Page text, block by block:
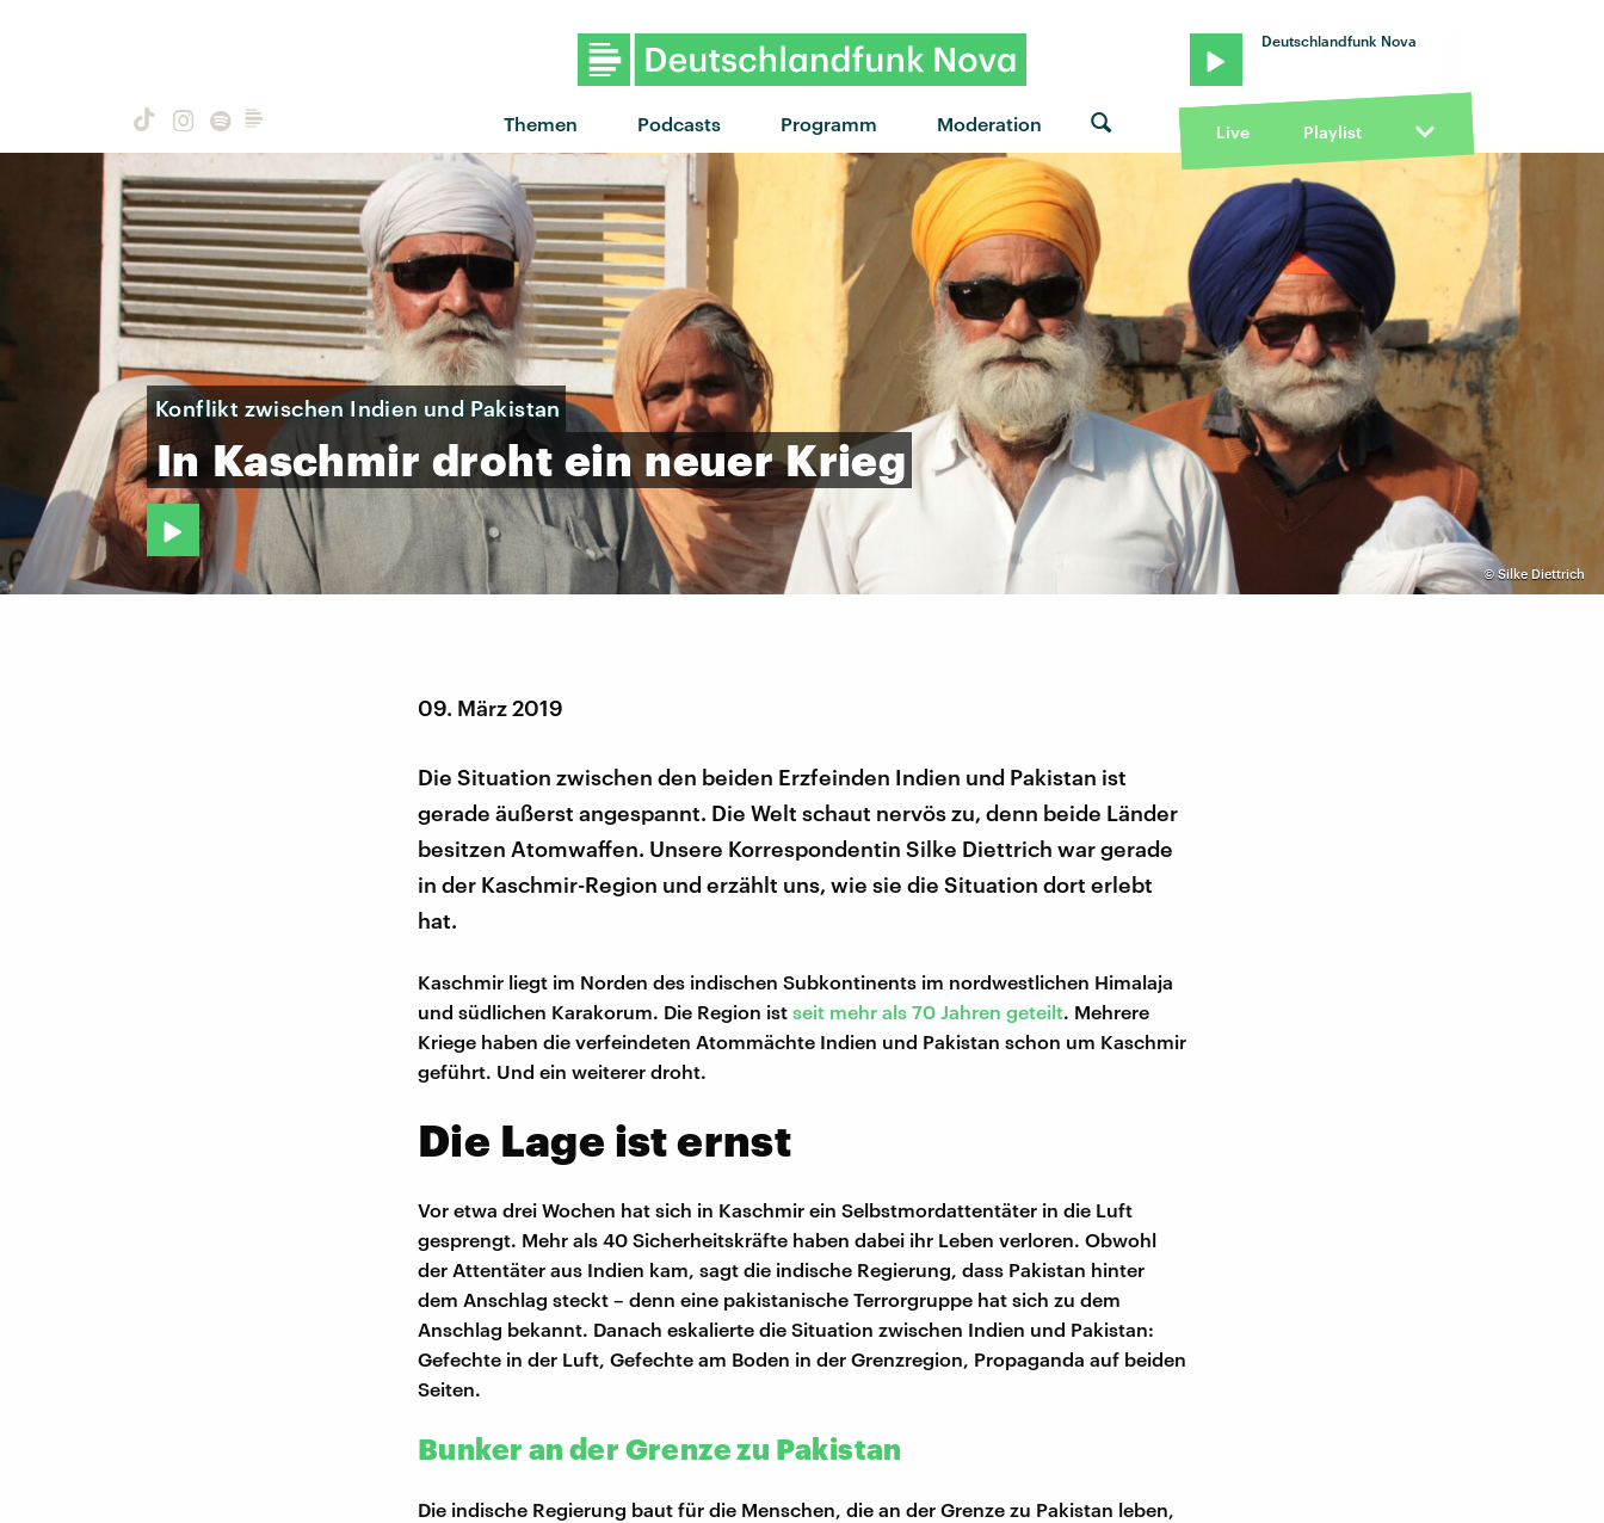
Themen Podcasts Programm Moderation
Deutschlandfunk Nova
Live Playlist
© Silke Diettrich
Konflikt zwischen Indien und Pakistan
In Kaschmir droht ein neuer Krieg
09. März 2019
Die Situation zwischen den beiden Erzfeinden Indien und Pakistan ist
gerade äußerst angespannt. Die Welt schaut nervös zu, denn beide Länder
besitzen Atomwaffen. Unsere Korrespondentin Silke Diettrich war gerade
in der Kaschmir-Region und erzählt uns, wie sie die Situation dort erlebt
hat.
Kaschmir liegt im Norden des indischen Subkontinents im nordwestlichen Himalaja
und südlichen Karakorum. Die Region ist seit mehr als 70 Jahren geteilt. Mehrere
Kriege haben die verfeindeten Atommächte Indien und Pakistan schon um Kaschmir
geführt. Und ein weiterer droht.
Die Lage ist ernst
Vor etwa drei Wochen hat sich in Kaschmir ein Selbstmordattentäter in die Luft
gesprengt. Mehr als 40 Sicherheitskräfte haben dabei ihr Leben verloren. Obwohl
der Attentäter aus Indien kam, sagt die indische Regierung, dass Pakistan hinter
dem Anschlag steckt – denn eine pakistanische Terrorgruppe hat sich zu dem
Anschlag bekannt. Danach eskalierte die Situation zwischen Indien und Pakistan:
Gefechte in der Luft, Gefechte am Boden in der Grenzregion, Propaganda auf beiden
Seiten.
Bunker an der Grenze zu Pakistan
Die indische Regierung baut für die Menschen, die an der Grenze zu Pakistan leben,